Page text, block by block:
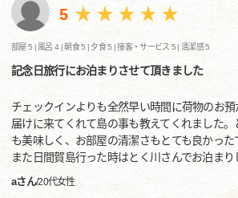
5
部屋 5 | 風呂 4 |朝食 5 | 夕食 5 |接客・サービス 5 |清潔感 5
記念日旅行にお泊まりさせて頂きました
チェックインよりも全然早い時間に荷物のお預
届けに来てくれて島の事も教えてくれました。
も美味しく、お部屋の清潔さもとても良かった
また日間賀島行った時はとく川さんでお泊まり
aさん/20代女性